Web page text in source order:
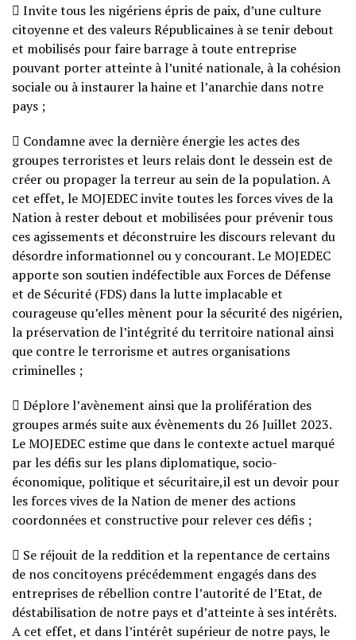
 Invite tous les nigériens épris de paix, d’une culture
citoyenne et des valeurs Républicaines à se tenir debout
et mobilisés pour faire barrage à toute entreprise
pouvant porter atteinte à l’unité nationale, à la cohésion
sociale ou à instaurer la haine et l’anarchie dans notre
pays ;
 Condamne avec la dernière énergie les actes des
groupes terroristes et leurs relais dont le dessein est de
créer ou propager la terreur au sein de la population. A
cet effet, le MOJEDEC invite toutes les forces vives de la
Nation à rester debout et mobilisées pour prévenir tous
ces agissements et déconstruire les discours relevant du
désordre informationnel ou y concourant. Le MOJEDEC
apporte son soutien indéfectible aux Forces de Défense
et de Sécurité (FDS) dans la lutte implacable et
courageuse qu’elles mènent pour la sécurité des nigérien,
la préservation de l’intégrité du territoire national ainsi
que contre le terrorisme et autres organisations
criminelles ;
 Déplore l’avènement ainsi que la prolifération des
groupes armés suite aux évènements du 26 Juillet 2023.
Le MOJEDEC estime que dans le contexte actuel marqué
par les défis sur les plans diplomatique, socio-
économique, politique et sécuritaire,il est un devoir pour
les forces vives de la Nation de mener des actions
coordonnées et constructive pour relever ces défis ;
 Se réjouit de la reddition et la repentance de certains
de nos concitoyens précédemment engagés dans des
entreprises de rébellion contre l’autorité de l’Etat, de
déstabilisation de notre pays et d’atteinte à ses intérêts.
A cet effet, et dans l’intérêt supérieur de notre pays, le